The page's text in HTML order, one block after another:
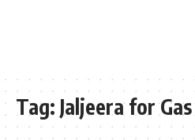
Tag: Jaljeera for